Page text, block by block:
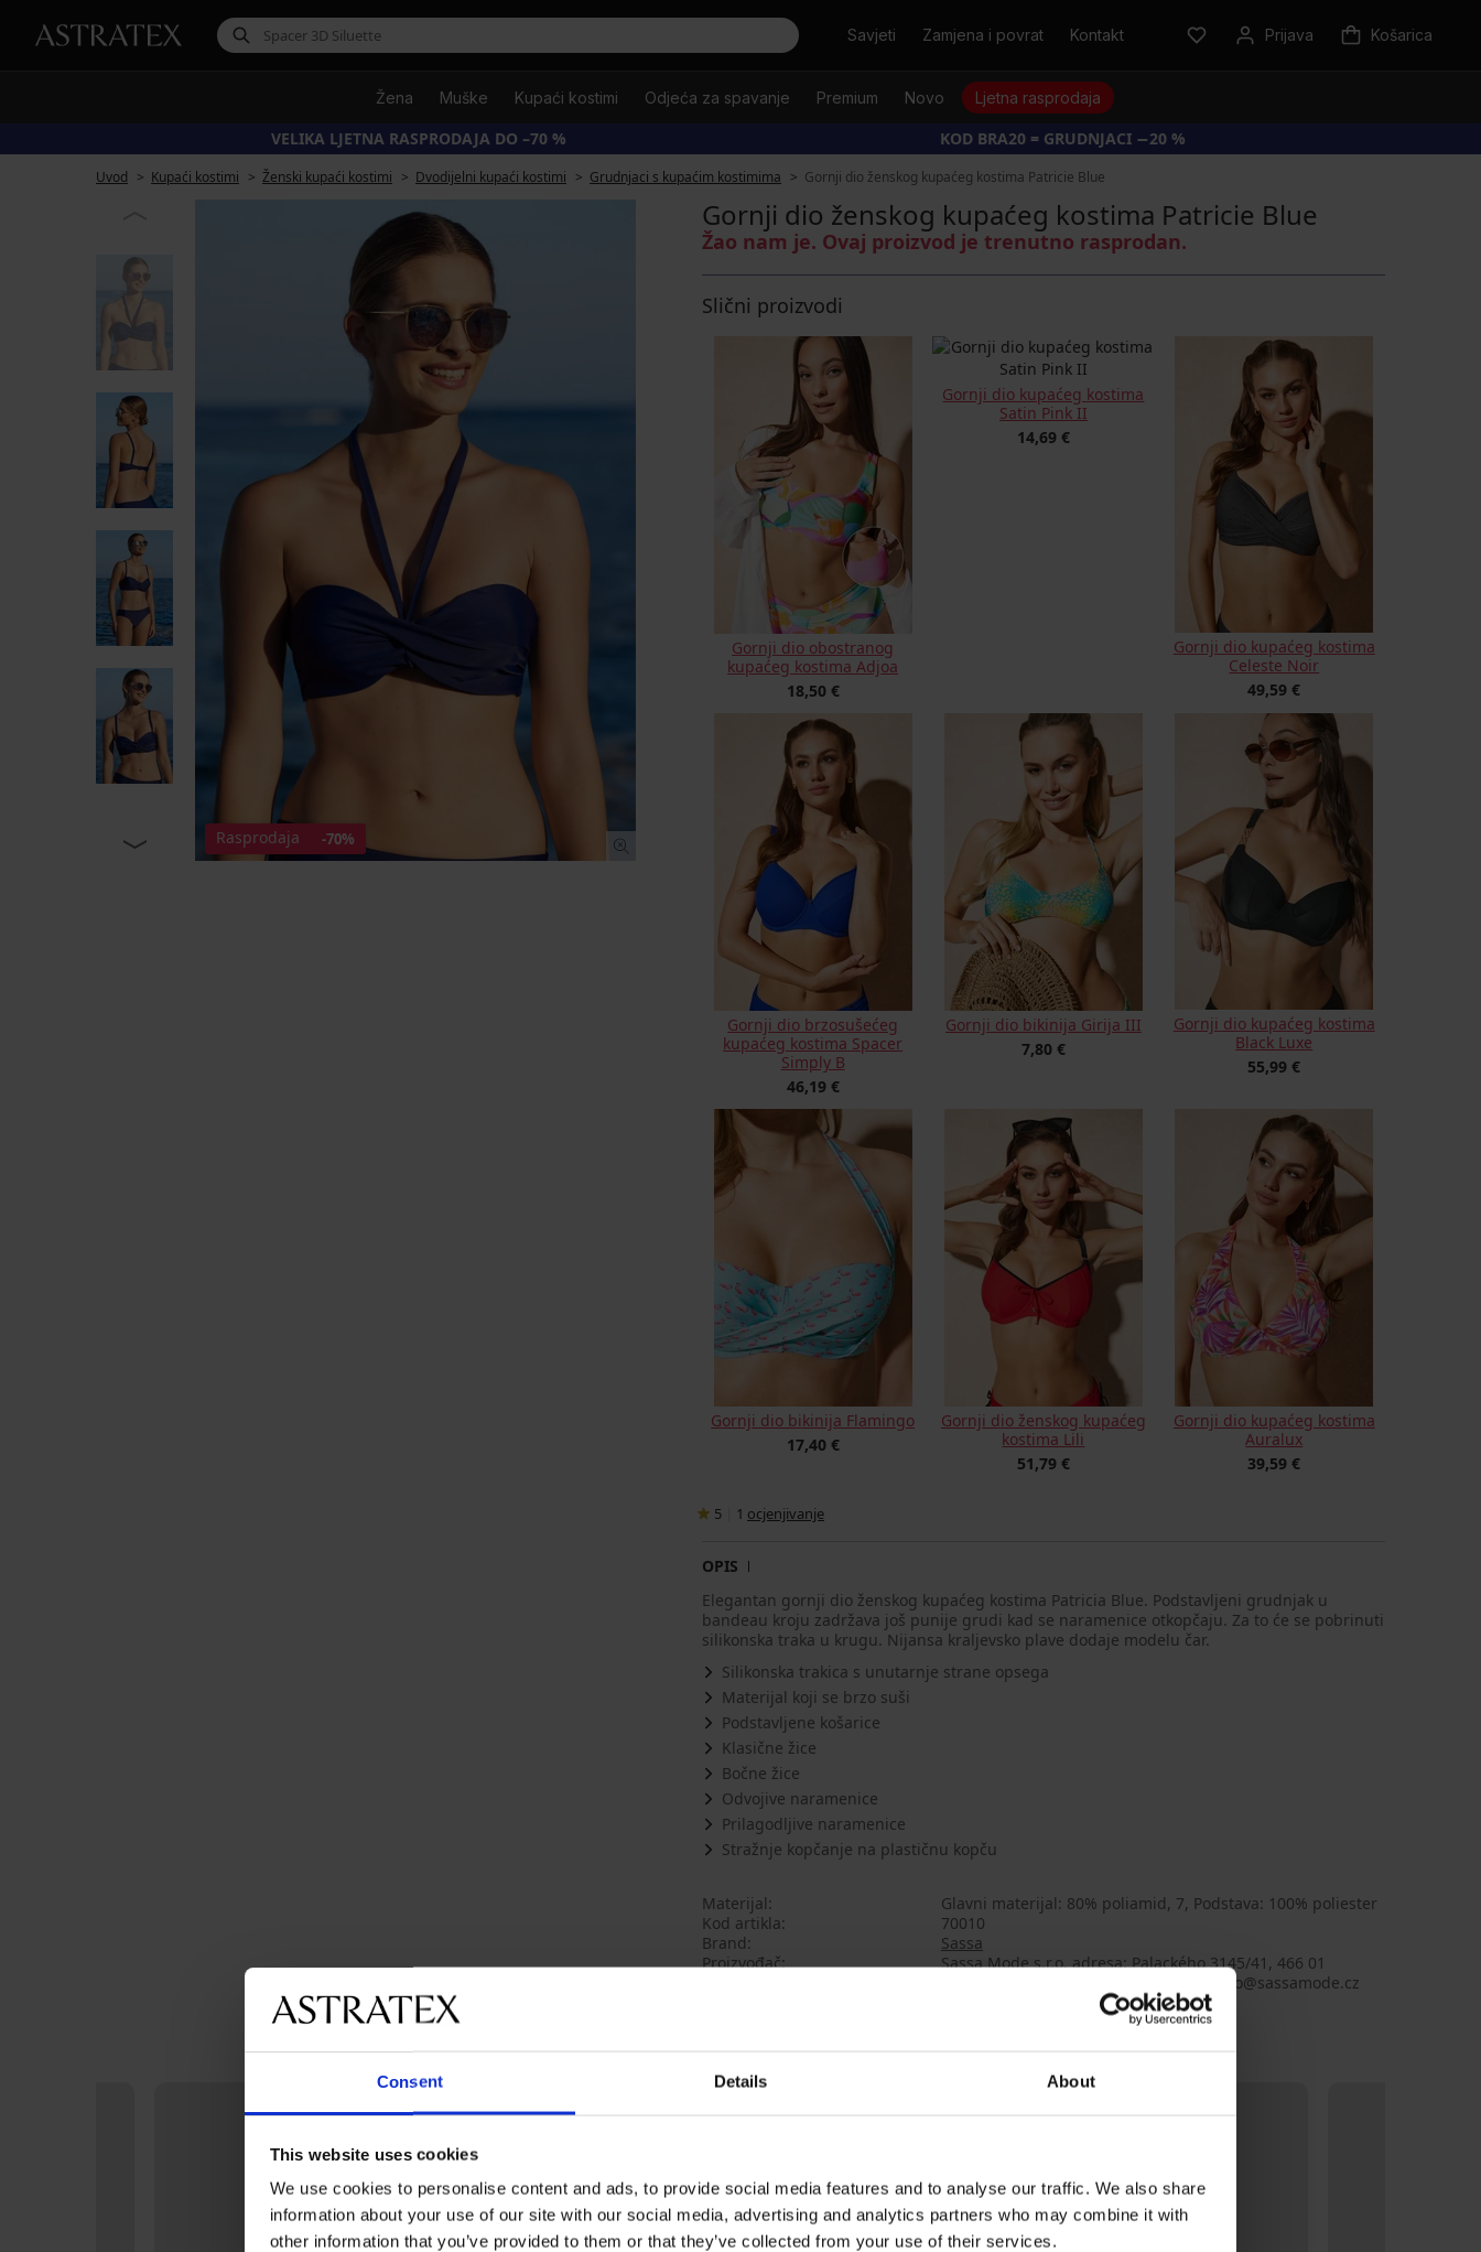
Consent Details About
This website uses cookies
We use cookies to personalise content and ads, to provide social media features and to analyse our traffic. We also share
information about your use of our site with our social media, advertising and analytics partners who may combine it with
other information that you’ve provided to them or that they’ve collected from your use of their services.
TražitiSavjeti Zamjena i povrat Kontakt Prijava Košarica
Žena Muške Kupaći kostimi Odjeća za spavanje Premium Novo Ljetna rasprodaja
VELIKA LJETNA RASPRODAJA DO –70 % KOD BRA20 = GRUDNJACI −20 %
Uvod Kupaći kostimi Ženski kupaći kostimi Dvodijelni kupaći kostimi Grudnjaci s kupaćim kostimima Gornji dio ženskog kupaćeg kostima Patricie Blue
Rasprodaja -70%
Gornji dio ženskog kupaćeg kostima Patricie Blue
Žao nam je. Ovaj proizvod je trenutno rasprodan.
Slični proizvodi
Gornji dio obostranog
kupaćeg kostima Adjoa
18,50 €
Gornji dio kupaćeg kostima
Satin Pink II
14,69 €
Gornji dio kupaćeg kostima
Celeste Noir
49,59 €
Gornji dio brzosušećeg
kupaćeg kostima Spacer
Simply B
46,19 €
Gornji dio bikinija Girija III
7,80 €
Gornji dio kupaćeg kostima
Black Luxe
55,99 €
Gornji dio bikinija Flamingo
17,40 €
Gornji dio ženskog kupaćeg
kostima Lili
51,79 €
Gornji dio kupaćeg kostima
Auralux
39,59 €
5 1 ocjenjivanje
OPIS
Elegantan gornji dio ženskog kupaćeg kostima Patricia Blue. Podstavljeni grudnjak u
bandeau kroju zadržava još punije grudi kad se naramenice otkopčaju. Za to će se pobrinuti
silikonska traka u krugu. Nijansa kraljevsko plave dodaje modelu čar.
Silikonska trakica s unutarnje strane opsega
Materijal koji se brzo suši
Podstavljene košarice
Klasične žice
Bočne žice
Odvojive naramenice
Prilagodljive naramenice
Stražnje kopčanje na plastičnu kopču
Materijal
Glavni materijal: 80% poliamid, 7, Podstava: 100% poliester
Kod artikla
70010
Brand
Sassa
Proizvođač
Sassa Mode s.r.o, adresa: Palackého 3145/41, 466 01
Jablonec nad Nisou, Czechia, e-mail: info@sassamode.cz
Možda će vam se svidjeti